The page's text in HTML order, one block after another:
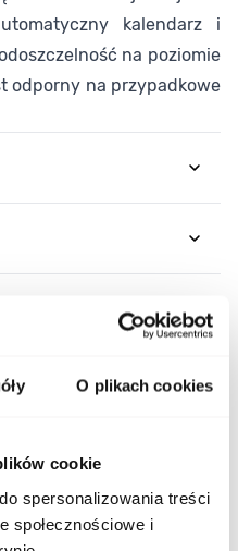
O plikach cookies
cookie
spersonalizowania treści
społecznościowe i
kalendarz i
na poziomie
odporny na przypadkowe